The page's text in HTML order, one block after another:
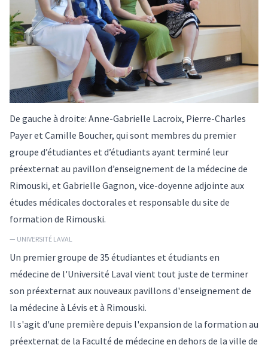
De gauche à droite: Anne-Gabrielle Lacroix, Pierre-Charles
Payer et Camille Boucher, qui sont membres du premier
groupe d’étudiantes et d’étudiants ayant terminé leur
préexternat au pavillon d’enseignement de la médecine de
Rimouski, et Gabrielle Gagnon, vice-doyenne adjointe aux
études médicales doctorales et responsable du site de
formation de Rimouski.
— UNIVERSITÉ LAVAL
Un premier groupe de 35 étudiantes et étudiants en
médecine de l'Université Laval vient tout juste de terminer
son préexternat aux nouveaux pavillons d'enseignement de
la médecine à Lévis et à Rimouski.
Il s'agit d'une première depuis l'expansion de la formation au
préexternat de la Faculté de médecine en dehors de la ville de